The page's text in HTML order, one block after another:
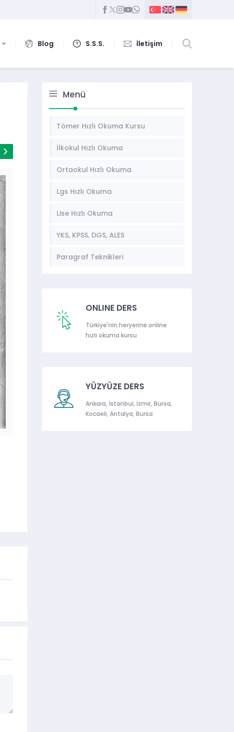
Blog S.S.S. İletişim
Menü
Tömer Hızlı Okuma Kursu
İlkokul Hızlı Okuma
Ortaokul Hızlı Okuma
Lgs Hızlı Okuma
Lise Hızlı Okuma
YKS, KPSS, DGS, ALES
Paragraf Teknikleri
ONLINE DERS
Türkiye'nin heryerine online
hızlı okuma kursu
YÜZYÜZE DERS
Ankara, İstanbul, İzmir, Bursa,
Kocaeli, Antalya, Bursa